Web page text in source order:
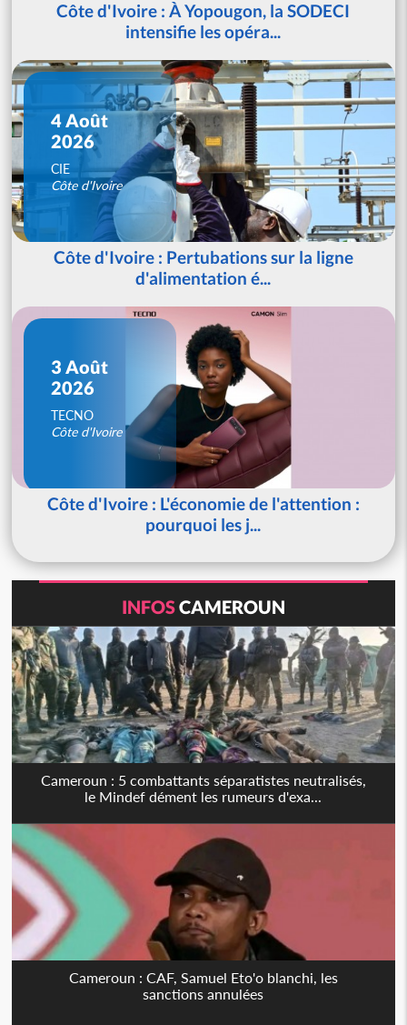
Côte d'Ivoire : À Yopougon, la SODECI
intensifie les opéra...
4 Août
2026
CIE
Côte d'Ivoire
Côte d'Ivoire : Pertubations sur la ligne
d'alimentation é...
3 Août
2026
TECNO
Côte d'Ivoire
Côte d'Ivoire : L'économie de l'attention :
pourquoi les j...
INFOSCAMEROUN
Cameroun : 5 combattants séparatistes neutralisés,
le Mindef dément les rumeurs d'exa...
Cameroun : CAF, Samuel Eto'o blanchi, les
sanctions annulées